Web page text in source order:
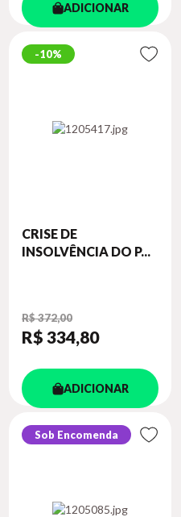
ADICIONAR
10%
CRISE DE
INSOLVÊNCIA DO P...
R$ 372,00
R$ 334,80
ADICIONAR
Sob Encomenda